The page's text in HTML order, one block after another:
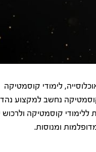
לימודי קוסמטיקה
נחשב למקצוע
קוסמטיקה ולרכוש
ומנוסות.